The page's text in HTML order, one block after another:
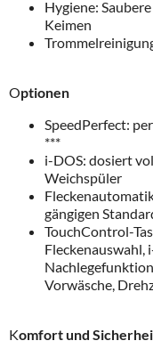
Hygiene:
Keimen
Optionen
SpeedPerfect:
***
i-DOS: dosiert
Weichspüler
gängigen
TouchControl-
Fleckenauswahl,
Vorwäsche,
Komfort und